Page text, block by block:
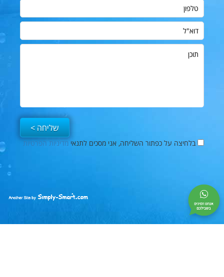
טלפון
דוא"ל
תוכן
בלחיצה על כפתור השליחה, אני מסכים לתנאי מדיניות הפרטיות
פייסבוק
Simply-
בניית